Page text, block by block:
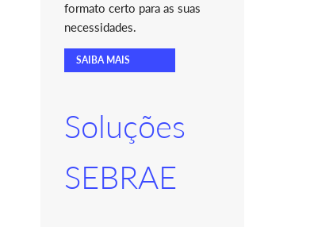
formato certo para as suas
necessidades.
SAIBA MAIS
Soluções
SEBRAE